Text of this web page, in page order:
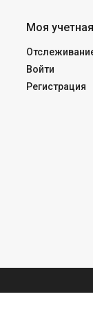
Моя
Войти
Регистрация